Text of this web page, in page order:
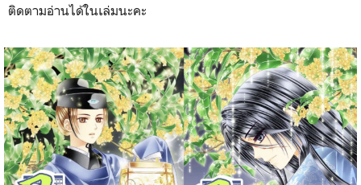
ติดตามอ่านได้ในเล่มนะคะ